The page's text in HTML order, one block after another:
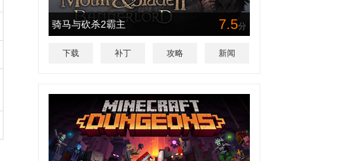
骑马与砍杀2霸主 7.5分
下载 补丁 攻略 新闻